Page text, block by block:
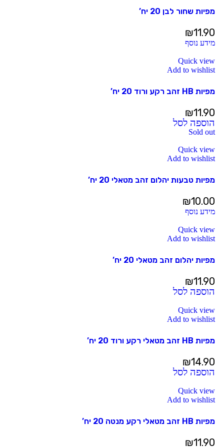
מפיות שחור לבן 20 יח’
₪11.90
מידע נוסף
Quick view
Add to wishlist
מפיות HB זהב רקע ורוד 20 יח’
₪11.90
הוספה לסל
Sold out
Quick view
Add to wishlist
מפיות טבעות יהלום זהב מטאלי 20 יח’
₪10.00
מידע נוסף
Quick view
Add to wishlist
מפיות יהלום זהב מטאלי 20 יח’
₪11.90
הוספה לסל
Quick view
Add to wishlist
מפיות HB זהב מטאלי רקע ורוד 20 יח’
₪14.90
הוספה לסל
Quick view
Add to wishlist
מפיות HB זהב מטאלי רקע מנטה 20 יח’
₪11.90